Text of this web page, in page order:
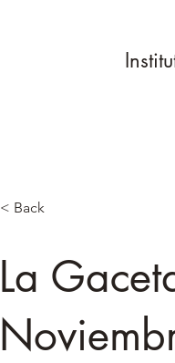
< Back
La